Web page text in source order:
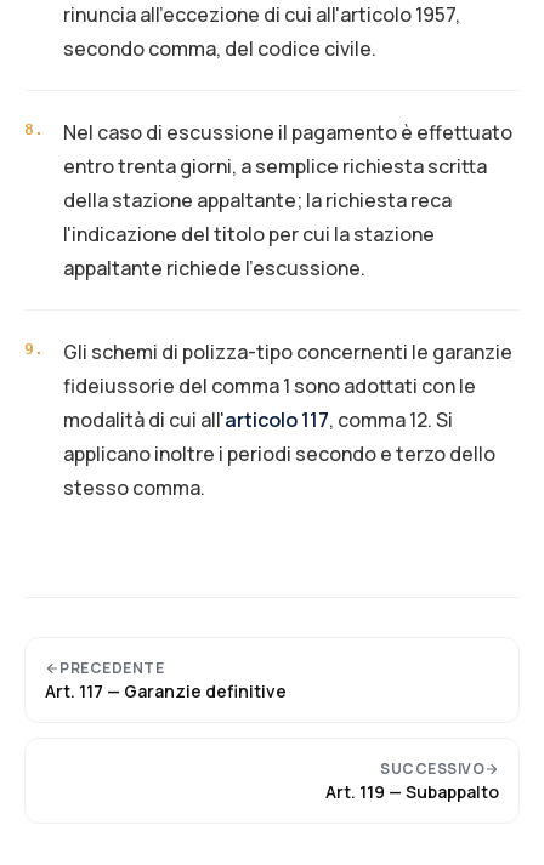
rinuncia all'eccezione di cui all'articolo 1957,
secondo comma, del codice civile.
8 .
Nel caso di escussione il pagamento è effettuato
entro trenta giorni, a semplice richiesta scritta
della stazione appaltante; la richiesta reca
l'indicazione del titolo per cui la stazione
appaltante richiede l'escussione.
9 .
Gli schemi di polizza-tipo concernenti le garanzie
fideiussorie del comma 1 sono adottati con le
modalità di cui all'articolo 117, comma 12. Si
applicano inoltre i periodi secondo e terzo dello
stesso comma.
PRECEDENTE
Art. 117 — Garanzie definitive
SUCCESSIVO
Art. 119 — Subappalto